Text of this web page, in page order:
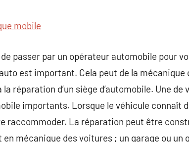
mobile
passer par un opérateur automobile pour
est important. Cela peut de la mécanique
réparation d’un siège d’automobile. Une de
importants. Lorsque le véhicule connaît
raccommoder. La réparation peut être
en mécanique des voitures ; un garage ou un